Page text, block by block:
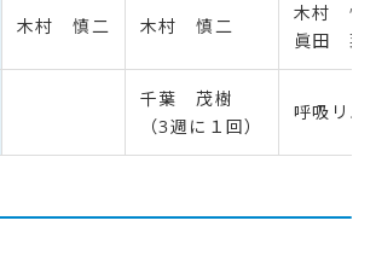
木村 慎二 木村 慎二
木村 慎
眞田 菜
千葉 茂樹
（3週に１回）
呼吸リハ